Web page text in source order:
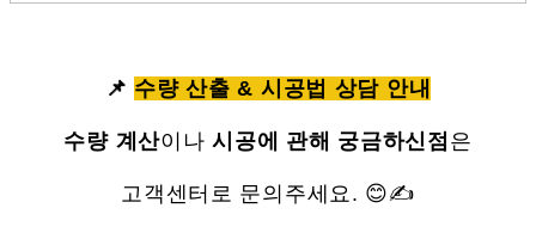
📌 수량 산출 & 시공법 상담 안내
수량 계산이나시공에 관해 궁금하신점 은
고객센터로 문의주세요. 😊✍